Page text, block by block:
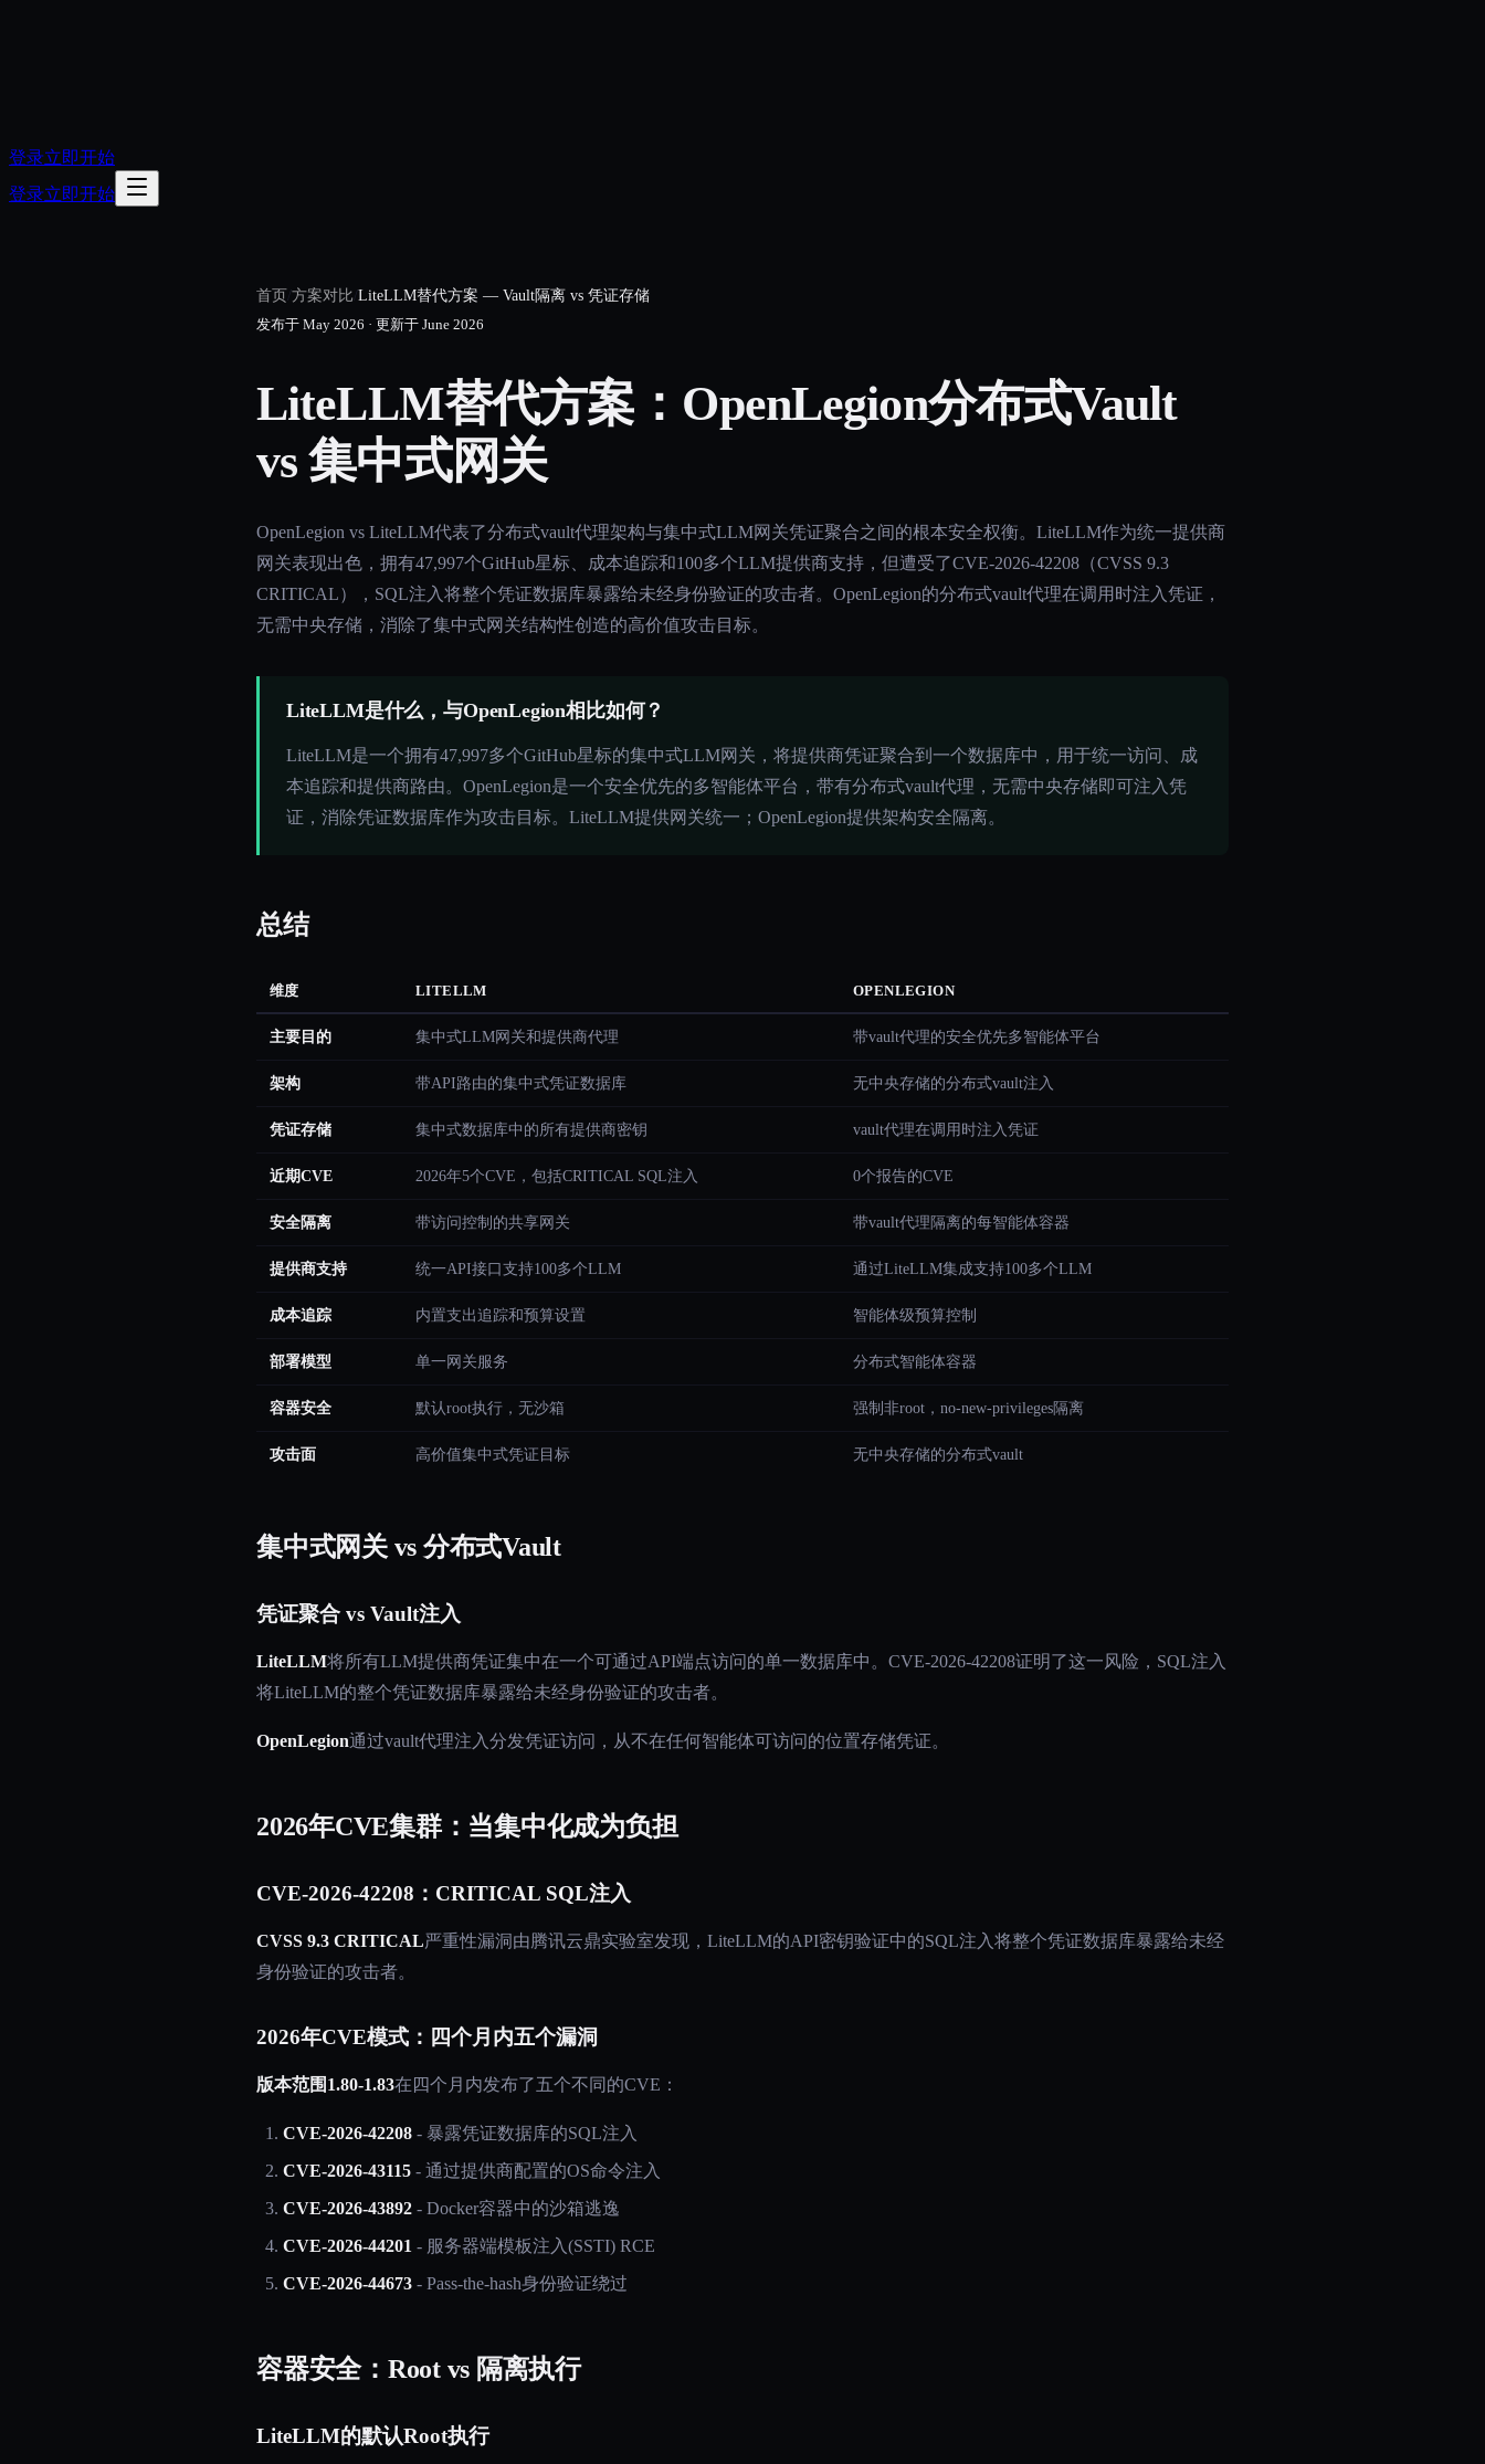
登录立即开始
登录立即开始
首页 /方案对比/LiteLLM替代方案 — Vault隔离 vs 凭证存储
发布于 May 2026 · 更新于 June 2026
LiteLLM替代方案：OpenLegion分布式Vault
vs 集中式网关
OpenLegion vs LiteLLM代表了分布式vault代理架构与集中式LLM网关凭证聚合之间的根本安全权衡。LiteLLM作为统一提供商
网关表现出色，拥有47,997个GitHub星标、成本追踪和100多个LLM提供商支持，但遭受了CVE-2026-42208（CVSS 9.3
CRITICAL），SQL注入将整个凭证数据库暴露给未经身份验证的攻击者。OpenLegion的分布式vault代理在调用时注入凭证，
无需中央存储，消除了集中式网关结构性创造的高价值攻击目标。
LiteLLM是什么，与OpenLegion相比如何？
LiteLLM是一个拥有47,997多个GitHub星标的集中式LLM网关，将提供商凭证聚合到一个数据库中，用于统一访问、成
本追踪和提供商路由。OpenLegion是一个安全优先的多智能体平台，带有分布式vault代理，无需中央存储即可注入凭
证，消除凭证数据库作为攻击目标。LiteLLM提供网关统一；OpenLegion提供架构安全隔离。
总结
维度 LITELLM OPENLEGION
主要目的 集中式LLM网关和提供商代理 带vault代理的安全优先多智能体平台
架构 带API路由的集中式凭证数据库 无中央存储的分布式vault注入
凭证存储 集中式数据库中的所有提供商密钥 vault代理在调用时注入凭证
近期CVE 2026年5个CVE，包括CRITICAL SQL注入 0个报告的CVE
安全隔离 带访问控制的共享网关 带vault代理隔离的每智能体容器
提供商支持 统一API接口支持100多个LLM 通过LiteLLM集成支持100多个LLM
成本追踪 内置支出追踪和预算设置 智能体级预算控制
部署模型 单一网关服务 分布式智能体容器
容器安全 默认root执行，无沙箱 强制非root，no-new-privileges隔离
攻击面 高价值集中式凭证目标 无中央存储的分布式vault
集中式网关 vs 分布式Vault
凭证聚合 vs Vault注入
LiteLLM将所有LLM提供商凭证集中在一个可通过API端点访问的单一数据库中。CVE-2026-42208证明了这一风险，SQL注入
将LiteLLM的整个凭证数据库暴露给未经身份验证的攻击者。
OpenLegion通过vault代理注入分发凭证访问，从不在任何智能体可访问的位置存储凭证。
2026年CVE集群：当集中化成为负担
CVE-2026-42208：CRITICAL SQL注入
CVSS 9.3 CRITICAL严重性漏洞由腾讯云鼎实验室发现，LiteLLM的API密钥验证中的SQL注入将整个凭证数据库暴露给未经
身份验证的攻击者。
2026年CVE模式：四个月内五个漏洞
版本范围1.80-1.83在四个月内发布了五个不同的CVE：
CVE-2026-42208 - 暴露凭证数据库的SQL注入
CVE-2026-43115 - 通过提供商配置的OS命令注入
CVE-2026-43892 - Docker容器中的沙箱逃逸
CVE-2026-44201 - 服务器端模板注入(SSTI) RCE
CVE-2026-44673 - Pass-the-hash身份验证绕过
容器安全：Root vs 隔离执行
LiteLLM的默认Root执行